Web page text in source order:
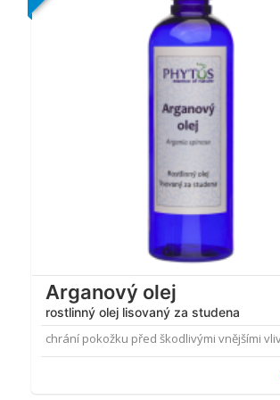
Arganový olej
rostlinný olej lisovaný za studena
chrání pokožku před škodlivými vnějšími